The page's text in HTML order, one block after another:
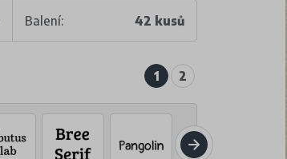
Balení: 42 kusů
1 2